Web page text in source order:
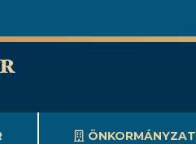
ÖNKORMÁNYZAT